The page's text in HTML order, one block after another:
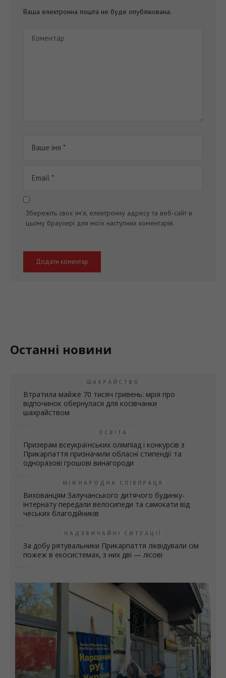
Збережіть своє ім'я, електронну адресу та веб-сайт в
цьому браузері для моїх наступних коментарів.
Втратила майже 70 тисяч гривень: мрія про
відпочинок обернулася для косівчанки
шахрайством
Призерам всеукраїнських олімпіад і конкурсів з
Прикарпаття призначили обласні стипендії та
одноразові грошові винагороди
Вихованцям Залучанського дитячого будинку-
інтернату передали велосипеди та самокати від
чеських благодійників
За добу рятувальники Прикарпаття ліквідували сім
пожеж в екосистемах, з них дві — лісові